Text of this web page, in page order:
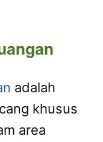
adalah
khusus
area